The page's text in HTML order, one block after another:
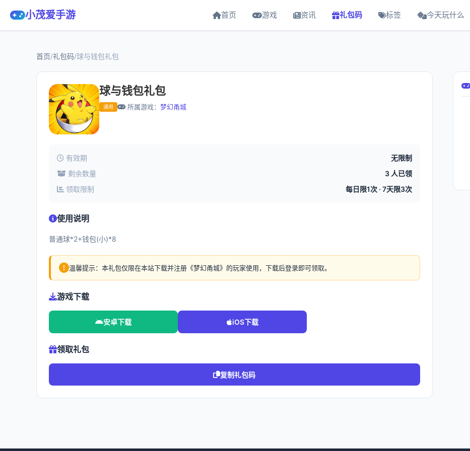
小茂爱手游 首页 游戏 资讯 礼包码 标签 今天玩什么
首页/礼包码/球与钱包礼包
球与钱包礼包
通用 所属游戏： 梦幻甬城
有效期
无限制
剩余数量
3 人已领
领取限制
每日限1次 · 7天限3次
使用说明
普通球*2+钱包(小)*8
温馨提示：本礼包仅限在本站下载并注册《梦幻甬城》的玩家使用，下载后登录即可领取。
游戏下载
安卓下载 iOS下载
领取礼包
复制礼包码